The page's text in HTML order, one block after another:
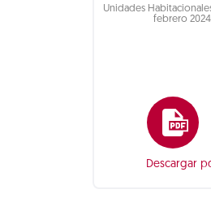
Unidades
febrero 2024
Descargar